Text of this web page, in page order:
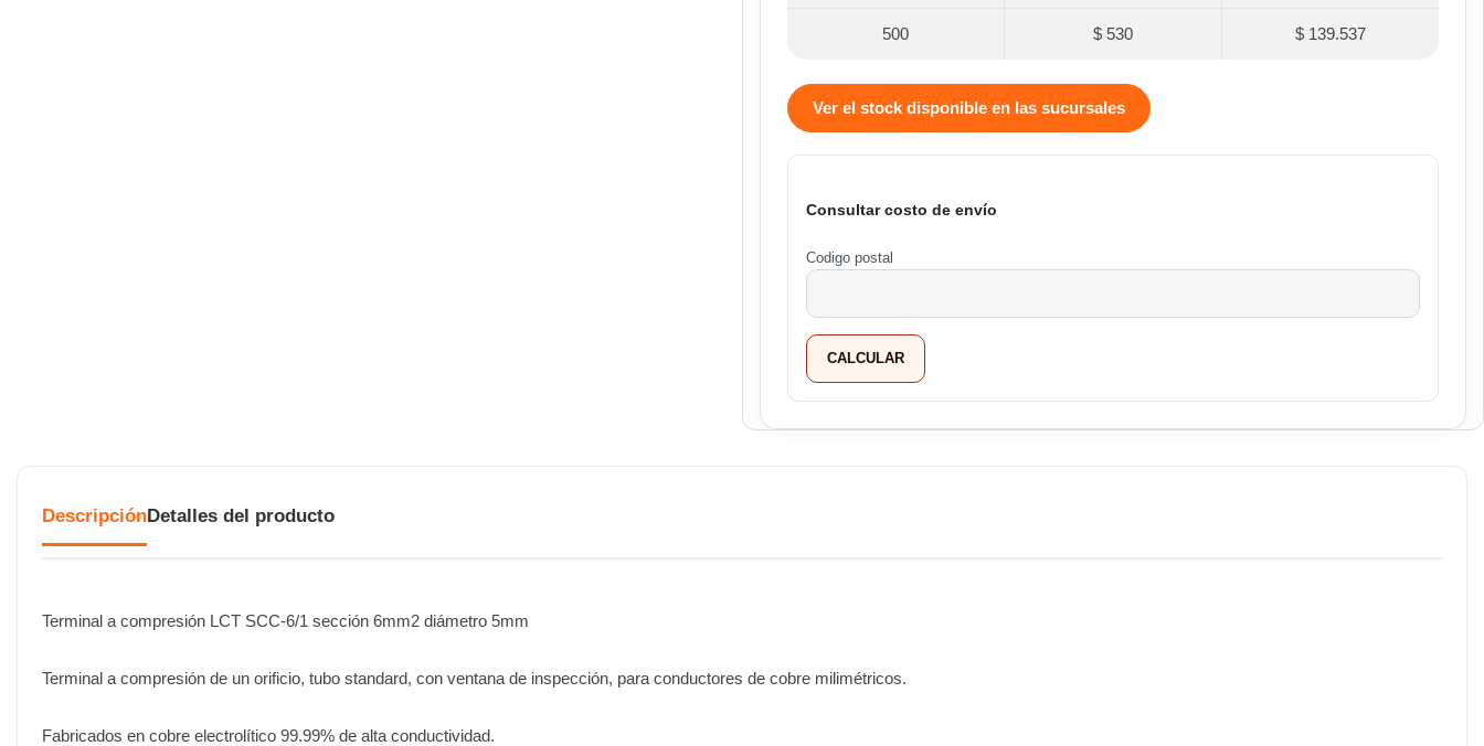
500 $ 530 $ 139.537
Ver el stock disponible en las sucursales
Consultar costo de envío
Codigo postal
CALCULAR
DescripciónDetalles del producto
Terminal a compresión LCT SCC-6/1 sección 6mm2 diámetro 5mm
Terminal a compresión de un orificio, tubo standard, con ventana de inspección, para conductores de cobre milimétricos.
Fabricados en cobre electrolítico 99.99% de alta conductividad.